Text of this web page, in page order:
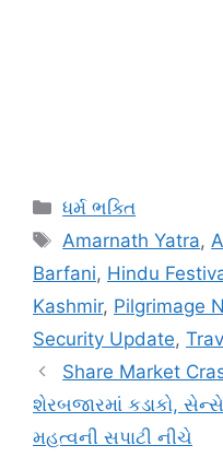
Categories
ધર્મ ભક્તિ
Tags
Amarnath Yatra,
Barfani, Hindu
Kashmir, Pilgrimage
Security Update,
Share Market
શેરબજારમાં કડાકો,
મહત્વની સપાટી નીચે